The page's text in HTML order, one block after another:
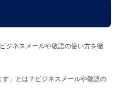
ジネスメールや敬語の使い方を徹
す」とは？ビジネスメールや敬語の